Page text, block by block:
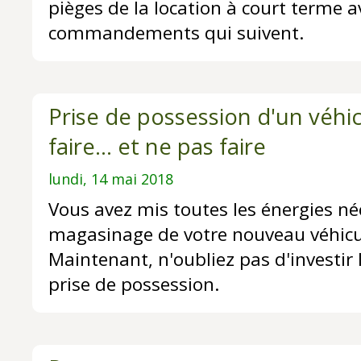
pièges de la location à court terme
commandements qui suivent.
Prise de possession d'un
faire... et ne pas faire
lundi, 14 mai 2018
Vous avez mis toutes les énergies
magasinage de votre nouveau
Maintenant, n'oubliez pas d'investir
prise de possession.